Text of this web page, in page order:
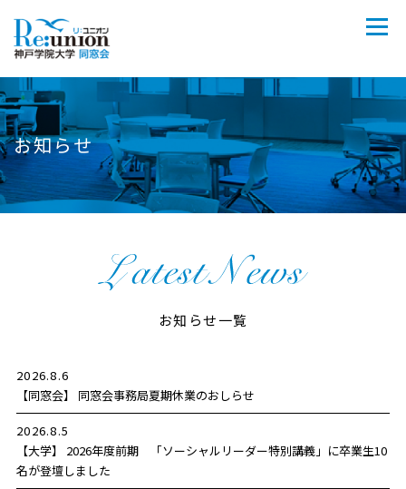
お知らせ
お知らせ一覧
2026.8.6
【同窓会】 同窓会事務局夏期休業のおしらせ
2026.8.5
【大学】 2026年度前期 「ソーシャルリーダー特別講義」に卒業生10
名が登壇しました